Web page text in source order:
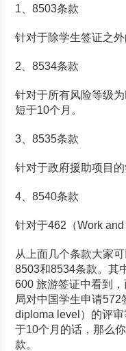
1、8503条款
针对于除学生签证之
2、8534条款
针对于所有风险等级
短于10个月。
3、8535条款
针对于政府援助项目
4、8540条款
针对于462（Work
从上面几个条款大家
8503和8534条款。其
600 旅游签证中看到
局对中国学生申请572
diploma level）的评
于10个月的话，那么
款。